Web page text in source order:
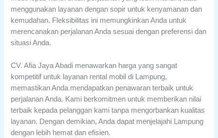
menggunakan layanan dengan sopir untuk kenyamanan dan
kemudahan. Fleksibilitas ini memungkinkan Anda untuk
merencanakan perjalanan Anda sesuai dengan preferensi dan
situasi Anda.
CV. Afia Jaya Abadi menawarkan harga yang sangat
kompetitif untuk layanan rental mobil di Lampung,
memastikan Anda mendapatkan penawaran terbaik untuk
perjalanan Anda. Kami berkomitmen untuk memberikan nilai
terbaik kepada pelanggan kami tanpa mengorbankan kualitas
layanan. Dengan demikian, Anda dapat menjelajahi Lampung
dengan lebih hemat dan efisien.